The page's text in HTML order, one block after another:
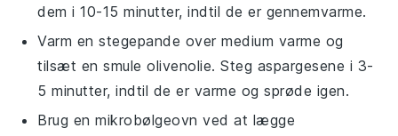
dem i 10-15 minutter, indtil de er gennemvarme.
Varm en stegepande over medium varme og
tilsæt en smuleolivenolie. Steg aspargesene i 3-
5 minutter, indtil de er varme og sprøde igen.
Brug en mikrobølgeovn ved at lægge